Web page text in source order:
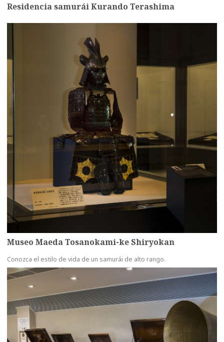
Residencia samurái Kurando Terashima
Museo Maeda Tosanokami-ke Shiryokan
Conozca el estilo de vida de un samurái de alto rango.
more